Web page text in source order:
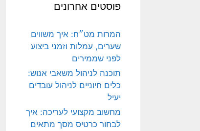
פוסטים אחרונים
המרות מט״ח: איך משווים
שערים, עמלות וזמני ביצוע
לפני שממירים
תוכנה לניהול משאבי אנוש:
כלים חיוניים לניהול עובדים
יעיל
מחשוב מקצועי לעריכה: איך
לבחור כרטיס מסך מתאים